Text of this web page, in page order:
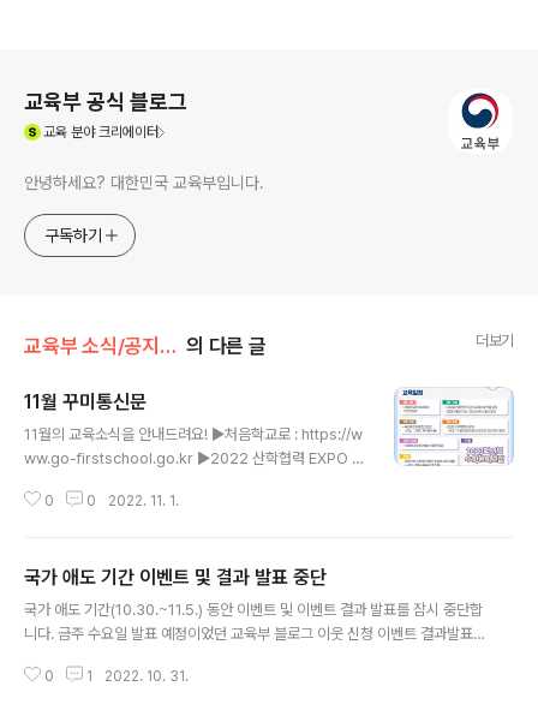
교육부 공식 블로그
교육분야 크리에이터
안녕하세요? 대한민국 교육부입니다.
구독하기
교육부 소식/공지사항 의 다른 글 더보기
11월 꾸미통신문
11월의 교육소식을 안내드려요! ▶처음학교로 : https://w
ww.go-firstschool.go.kr ▶2022 산학협력 EXPO :
시험 : https://youtu.be/3vNH37mKwR0 교육부TV
장학금 #산학협력엑스포
0 0 2022. 11. 1.
국가 애도 기간 이벤트 및 결과 발표 중단
국가 애도 기간(10.30.~11.5.) 동안 이벤트 및 이벤트 결과 발표를 잠시 중단합
니다. 금주 수요일 발표 예정이었던 교육부 블로그 이웃 신청 이벤트 결과발표
0 1 2022. 10. 31.